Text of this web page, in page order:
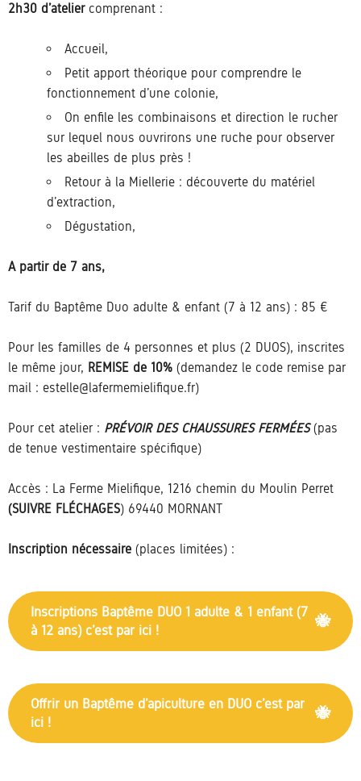
2h30 d’ateliercomprenant :
Accueil,
Petit apport théorique pour comprendre le
fonctionnement d’une colonie,
On enfile les combinaisons et direction le rucher
sur lequel nous ouvrirons une ruche pour observer
les abeilles de plus près !
Retour à la Miellerie : découverte du matériel
d’extraction,
Dégustation,
A partir de 7 ans,
Tarif du Baptême Duo adulte & enfant (7 à 12 ans) : 85 €
Pour les familles de 4 personnes et plus (2 DUOS), inscrites
le même jour, REMISE de 10% (demandez le code remise par
mail : estelle@lafermemielifique.fr)
Pour cet atelier : PRÉVOIR DES CHAUSSURES FERMÉES(pas
de tenue vestimentaire spécifique)
Accès : La Ferme Mielifique, 1216 chemin du Moulin Perret
(SUIVRE FLÉCHAGES) 69440 MORNANT
Inscription nécessaire (places limitées) :
Inscriptions Baptême DUO 1 adulte & 1 enfant (7
à 12 ans) c’est par ici !
Offrir un Baptême d’apiculture en DUO c’est par
ici !